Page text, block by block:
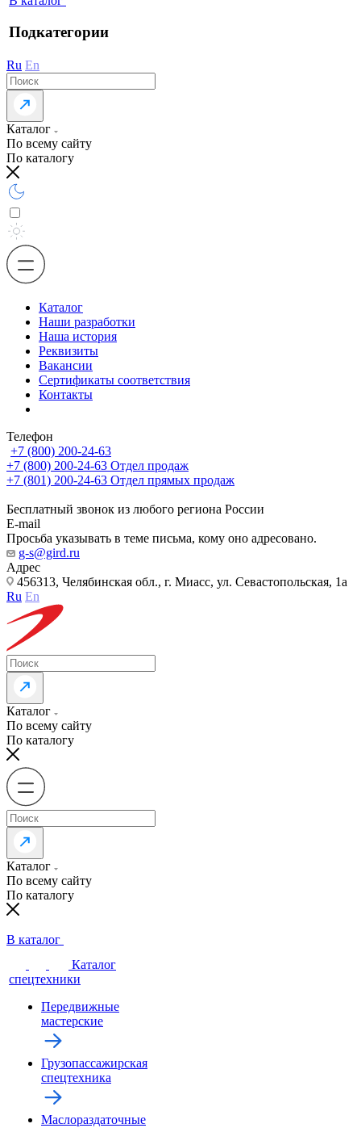
Подкатегории
Ru En
Каталог
По всему сайту
По каталогу
Каталог
Наши разработки
Наша история
Реквизиты
Вакансии
Сертификаты соответствия
Контакты
Телефон
+7 (800) 200-24-63
+7 (800) 200-24-63 Отдел продаж
+7 (801) 200-24-63 Отдел прямых продаж
Бесплатный звонок из любого региона России
E-mail
Просьба указывать в теме письма, кому оно адресовано.
g-s@gird.ru
Адрес
456313, Челябинская обл., г. Миасс, ул. Севастопольская, 1а
Ru En
Каталог
По всему сайту
По каталогу
Каталог
По всему сайту
По каталогу
В каталог
Каталог
спецтехники
Передвижные
мастерские
Грузопассажирская
спецтехника
Маслораздаточные